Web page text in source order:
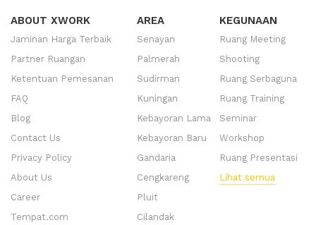
ABOUT XWORK
Jaminan Harga Terbaik
Partner Ruangan
Ketentuan Pemesanan
FAQ
Blog
Contact Us
Privacy Policy
About Us
Career
Tempat.com
AREA
Senayan
Palmerah
Sudirman
Kuningan
Kebayoran Lama
Kebayoran Baru
Gandaria
Cengkareng
Pluit
Cilandak
KEGUNAAN
Ruang Meeting
Shooting
Ruang Serbaguna
Ruang Training
Seminar
Workshop
Ruang Presentasi
Lihat semua